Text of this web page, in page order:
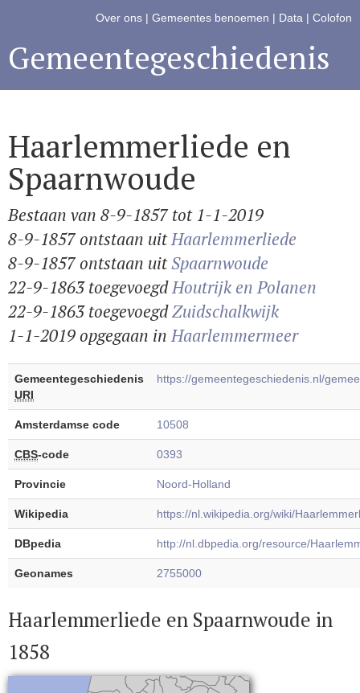
Over ons | Gemeentes benoemen | Data | Colofon
Gemeentegeschiedenis
Haarlemmerliede en
Spaarnwoude
Bestaan van 8-9-1857 tot 1-1-2019
8-9-1857 ontstaan uitHaarlemmerliede
8-9-1857 ontstaan uitSpaarnwoude
22-9-1863 toegevoegdHoutrijk en Polanen
22-9-1863 toegevoegdZuidschalkwijk
1-1-2019 opgegaan inHaarlemmermeer
Gemeentegeschiedenis
URI
https://gemeentegeschiedenis.nl/
Amsterdamse code 10508
CBS-code 0393
Provincie Noord-Holland
Wikipedia https://nl.wikipedia.org/wiki/
DBpedia http://nl.dbpedia.org/resource/
Geonames 2755000
Haarlemmerliede en Spaarnwoude in
1858